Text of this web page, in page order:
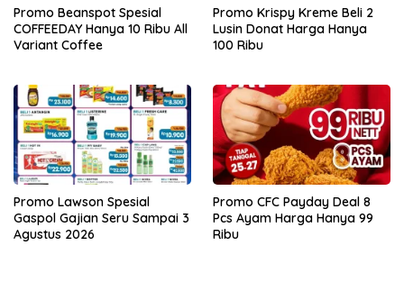
Promo Beanspot Spesial
COFFEEDAY Hanya 10 Ribu All
Variant Coffee
Promo Krispy Kreme Beli 2
Lusin Donat Harga Hanya
100 Ribu
Promo Lawson Spesial
Gaspol Gajian Seru Sampai 3
Agustus 2026
Promo CFC Payday Deal 8
Pcs Ayam Harga Hanya 99
Ribu